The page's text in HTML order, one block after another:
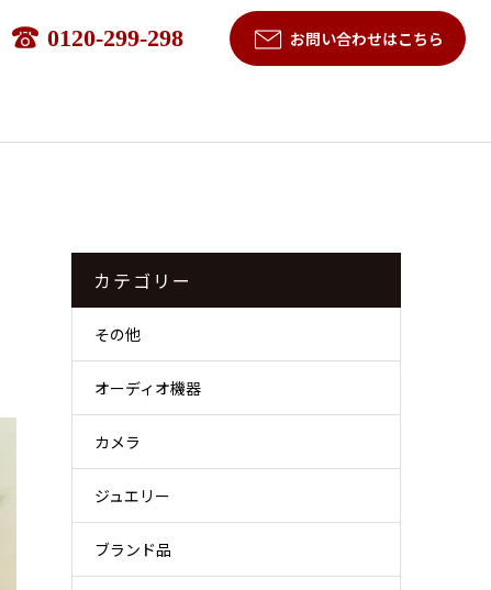
0120-299-298 お問い合わせはこちら
カテゴリー
その他
オーディオ機器
カメラ
ジュエリー
ブランド品